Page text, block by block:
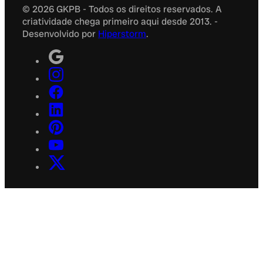
© 2026 GKPB - Todos os direitos reservados. A
criatividade chega primeiro aqui desde 2013. -
Desenvolvido por Hiperstorm.